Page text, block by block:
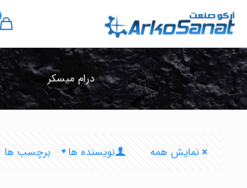
درام میسکر
برچسب ها نویسنده ها نمایش همه